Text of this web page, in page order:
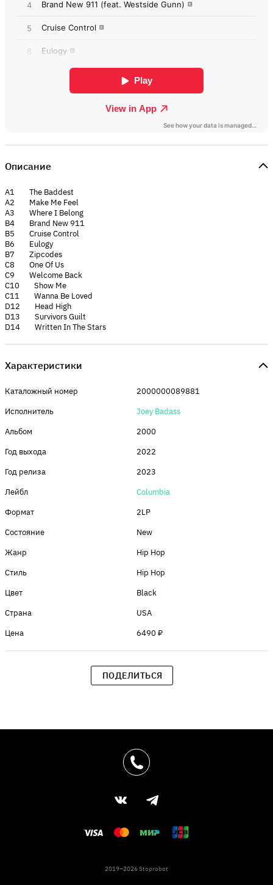
Описание
A1 The Baddest
A2 Make Me Feel
A3 Where I Belong
B4 Brand New 911
B5 Cruise Control
B6 Eulogy
B7 Zipcodes
C8 One Of Us
C9 Welcome Back
C10 Show Me
C11 Wanna Be Loved
D12 Head High
D13 Survivors Guilt
D14 Written In The Stars
Характеристики
Каталожный номер
2000000089881
Исполнитель
Joey Badass
Альбом
2000
Год выхода
2022
Год релиза
2023
Лейбл
Columbia
Формат
2LP
Состояние
New
Жанр
Hip Hop
Стиль
Hip Hop
Цвет
Black
Страна
USA
Цена
6490 ₽
ПОДЕЛИТЬСЯ
2019–2026 Stoprobot